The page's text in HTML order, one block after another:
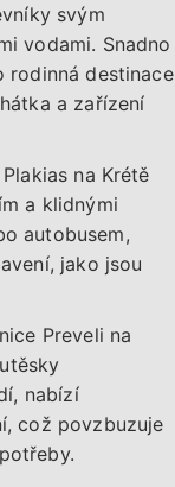
svým
vodami. Snadno
rodinná destinace
a zařízení
na Krétě
a klidnými
autobusem,
jako jsou
Preveli na
nabízí
což povzbuzuje